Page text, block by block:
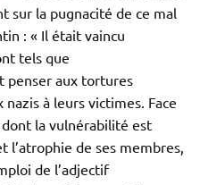
sur la pugnacité de ce mal
: « Il était vaincu
tels que
penser aux tortures
à leurs victimes. Face
la vulnérabilité est
l’atrophie de ses membres,
de l’adjectif